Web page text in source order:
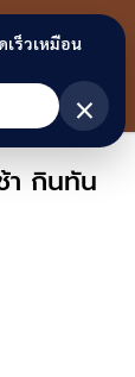
า กินทัน
เร็วเหมือน
×